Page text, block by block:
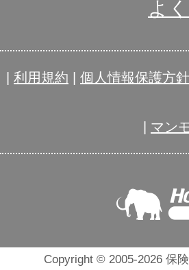
よ
利用規約 個人情報保護方針
マン
Copyright © 2005-2026 保